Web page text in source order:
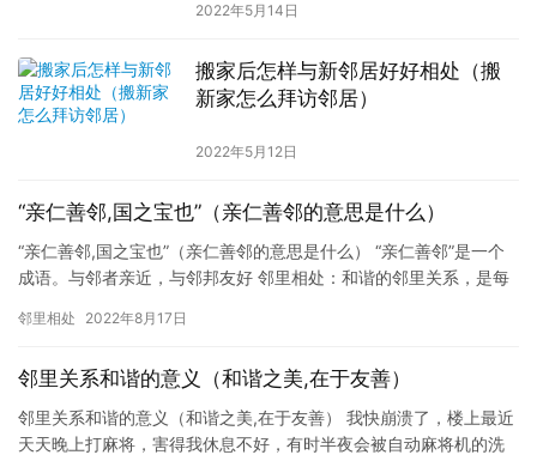
2022年5月14日
搬家后怎样与新邻居好好相处（搬
新家怎么拜访邻居）
2022年5月12日
“亲仁善邻,国之宝也”（亲仁善邻的意思是什么）
“亲仁善邻,国之宝也”（亲仁善邻的意思是什么） “亲仁善邻”是一个
成语。与邻者亲近，与邻邦友好 邻里相处：和谐的邻里关系，是每
邻里相处 2022年8月17日
邻里关系和谐的意义（和谐之美,在于友善）
邻里关系和谐的意义（和谐之美,在于友善） 我快崩溃了，楼上最近
天天晚上打麻将，害得我休息不好，有时半夜会被自动麻将机的洗